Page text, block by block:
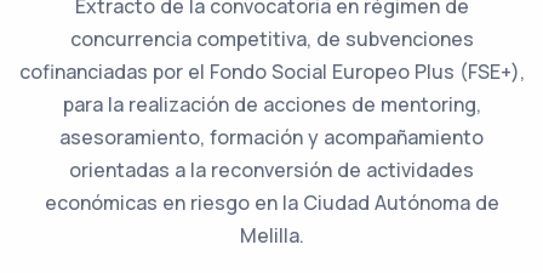
Extracto de la convocatoria en régimen de
concurrencia competitiva, de subvenciones
cofinanciadas por el Fondo Social Europeo Plus (FSE+),
para la realización de acciones de mentoring,
asesoramiento, formación y acompañamiento
orientadas a la reconversión de actividades
económicas en riesgo en la Ciudad Autónoma de
Melilla.